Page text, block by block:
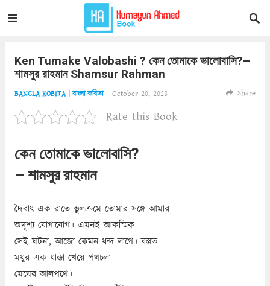
Ken Tumake Valobashi ? কেন তোমাকে ভালোবাসি?–
শামসুর রাহমান Shamsur Rahman
BANGLA KOBITA | বাংলা কবিতা October 20, 2023 Share
Rate this Book
কেন তোমাকে ভালোবাসি?
– শামসুর রাহমান
দৈবাৎ এক রাতে ভুলক্রমে তোমার সঙ্গে আমার
অদৃশ্য যোগাযোগ। এমনই আকস্মিক
সেই ঘটনা, আজো কেমন ধন্দ লাগে। বস্তুত
মধুর এক ধাক্কা খেয়ে পথচলা
মেঘের আলপথে।